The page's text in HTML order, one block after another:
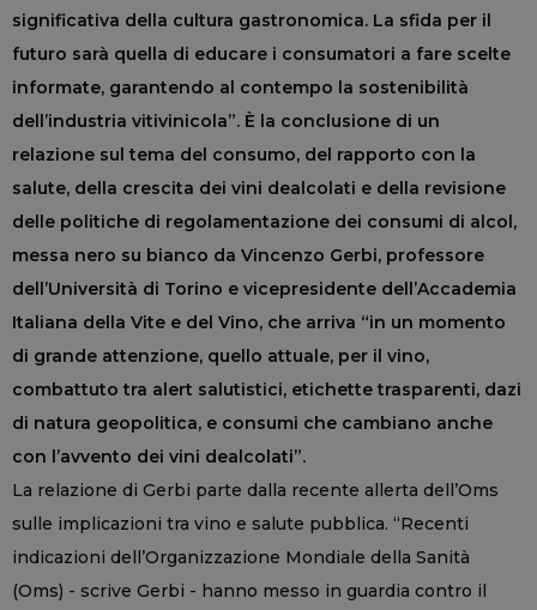
significativa della cultura gastronomica. La sfida per il
futuro sarà quella di educare i consumatori a fare scelte
informate, garantendo al contempo la sostenibilità
dell’industria vitivinicola”. È la conclusione di un
relazione sul tema del consumo, del rapporto con la
salute, della crescita dei vini dealcolati e della revisione
delle politiche di regolamentazione dei consumi di alcol,
messa nero su bianco da Vincenzo Gerbi, professore
dell’Università di Torino e vicepresidente dell’Accademia
Italiana della Vite e del Vino, che arriva “in un momento
di grande attenzione, quello attuale, per il vino,
combattuto tra alert salutistici, etichette trasparenti, dazi
di natura geopolitica, e consumi che cambiano anche
con l’avvento dei vini dealcolati”.
La relazione di Gerbi parte dalla recente allerta dell’Oms
sulle implicazioni tra vino e salute pubblica. “Recenti
indicazioni dell’Organizzazione Mondiale della Sanità
(Oms) - scrive Gerbi - hanno messo in guardia contro il